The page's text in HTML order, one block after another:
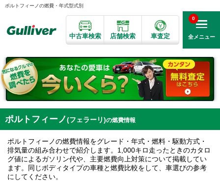
ポルトフィーノの燃費・年式型式別
中古車検索 店舗検索 車査定 全メニュー
0
ポルトフィーノ(フェラーリ)の燃費情報
ポルトフィーノの燃費情報をグレード・年式・燃料・駆動方式・
排気量の組み合わせで紹介します。1,000キロ走ったときのカタロ
グ値によるガソリン代や、主要燃費向上対策について掲載してい
ます。同じボディタイプの車種と燃費比較をして、車選びの参考
にしてください。